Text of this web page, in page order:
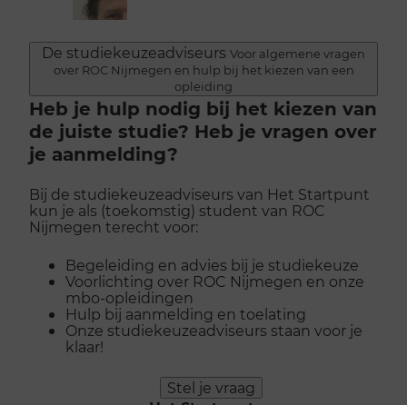
De studiekeuzeadviseurs Voor algemene vragen
over ROC Nijmegen en hulp bij het kiezen van een
opleiding
Heb je hulp nodig bij het kiezen van
de juiste studie? Heb je vragen over
je aanmelding?
Bij de studiekeuzeadviseurs van Het Startpunt
kun je als (toekomstig) student van ROC
Nijmegen terecht voor:
Begeleiding en advies bij je studiekeuze
Voorlichting over ROC Nijmegen en onze
mbo-opleidingen
Hulp bij aanmelding en toelating
Onze studiekeuzeadviseurs staan voor je
klaar!
Stel je vraag